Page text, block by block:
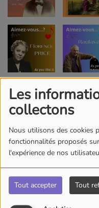
Les
collectons
Nous utilisons des cookies
fonctionnalités proposés
l'expérience de nos
Tout accepter Tout